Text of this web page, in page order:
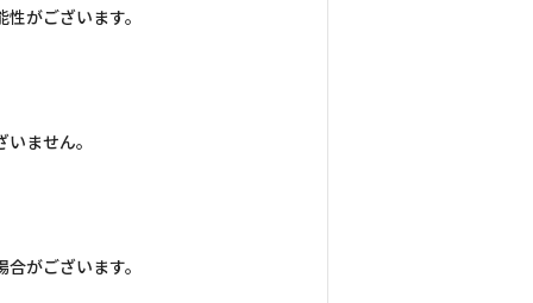
がございます。
ません。
がございます。